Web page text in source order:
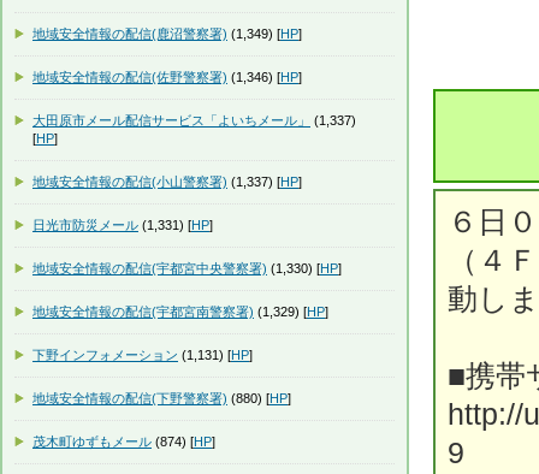
６日
（４
動し
■携帯
http://
9
地域安全情報の配信(鹿沼警察署) (1,349) [HP]
地域安全情報の配信(佐野警察署) (1,346) [HP]
大田原市メール配信サービス「よいちメール」
(1,337)
[HP]
地域安全情報の配信(小山警察署) (1,337) [HP]
日光市防災メール (1,331) [HP]
地域安全情報の配信(宇都宮中央警察署) (1,330) [HP]
地域安全情報の配信(宇都宮南警察署) (1,329) [HP]
下野インフォメーション (1,131) [HP]
地域安全情報の配信(下野警察署) (880) [HP]
茂木町ゆずもメール (874) [HP]